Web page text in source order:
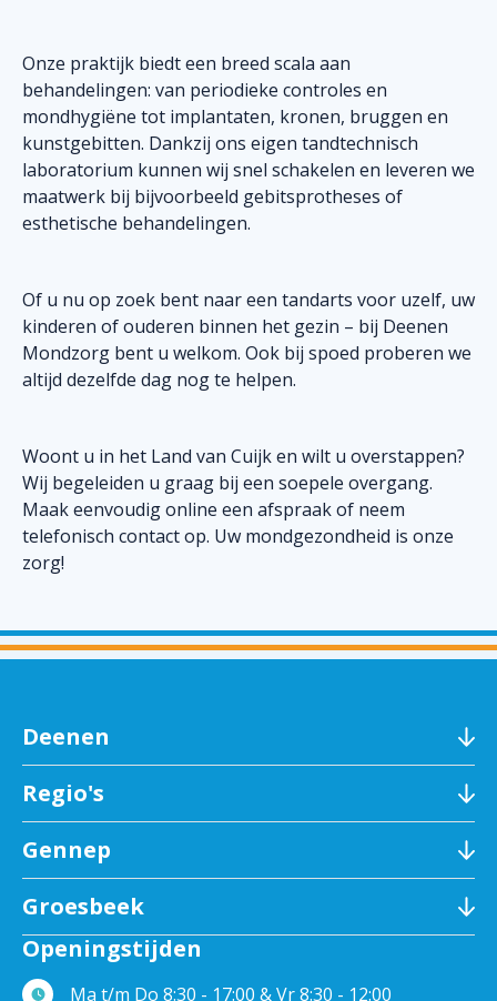
Onze praktijk biedt een breed scala aan
behandelingen: van periodieke controles en
mondhygiëne tot implantaten, kronen, bruggen en
kunstgebitten. Dankzij ons eigen tandtechnisch
laboratorium kunnen wij snel schakelen en leveren we
maatwerk bij bijvoorbeeld gebitsprotheses of
esthetische behandelingen.
Of u nu op zoek bent naar een tandarts voor uzelf, uw
kinderen of ouderen binnen het gezin – bij Deenen
Mondzorg bent u welkom. Ook bij spoed proberen we
altijd dezelfde dag nog te helpen.
Woont u in het Land van Cuijk en wilt u overstappen?
Wij begeleiden u graag bij een soepele overgang.
Maak eenvoudig online een afspraak of neem
telefonisch contact op. Uw mondgezondheid is onze
zorg!
Deenen
Regio's
Gennep
Groesbeek
Openingstijden
Ma t/m Do 8:30 - 17:00 & Vr 8:30 - 12:00